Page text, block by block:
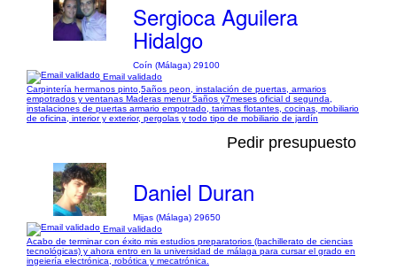
Sergioca Aguilera
Hidalgo
Coín (Málaga) 29100
Email validado
Carpintería hermanos pinto,5años peon, instalación de puertas, armarios
empotrados y ventanas Maderas menur 5años y7meses oficial d segunda,
instalaciones de puertas armario empotrado, tarimas flotantes, cocinas, mobiliario
de oficina, interior y exterior, pergolas y todo tipo de mobiliario de jardín
Pedir presupuesto
Daniel Duran
Mijas (Málaga) 29650
Email validado
Acabo de terminar con éxito mis estudios preparatorios (bachillerato de ciencias
tecnológicas) y ahora entro en la universidad de málaga para cursar el grado en
ingeiería electrónica, robótica y mecatrónica.